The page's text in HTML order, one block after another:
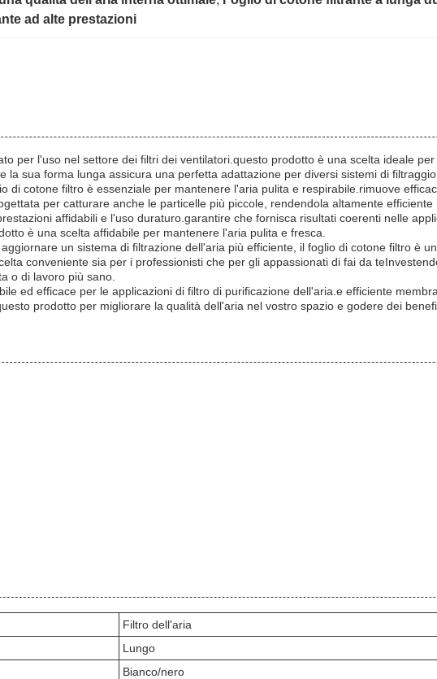
ad alte prestazioni
per l'uso nel settore dei filtri dei ventilatori.questo prodotto è una scelta ideale
sua forma lunga assicura una perfetta adattazione per diversi sistemi di filtraggio.
di cotone filtro è essenziale per mantenere l'aria pulita e respirabile.rimuove
per catturare anche le particelle più piccole, rendendola altamente efficiente
affidabili e l'uso duraturo.garantire che fornisca risultati coerenti nelle
è una scelta affidabile per mantenere l'aria pulita e fresca.
un sistema di filtrazione dell'aria più efficiente, il foglio di cotone filtro è
conveniente sia per i professionisti che per gli appassionati di fai da
o di lavoro più sano.
ed efficace per le applicazioni di filtro di purificazione dell'aria.e efficiente
prodotto per migliorare la qualità dell'aria nel vostro spazio e godere dei
Filtro dell'aria
Lungo
Bianco/nero